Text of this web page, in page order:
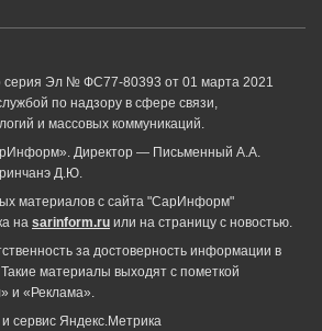
серия Эл № ФС77-80393 от 01 марта 2021
по надзору в сфере связи,
и массовых коммуникаций.
Директор — Письменный А.А.
Д.Ю.
материалов с сайта "СарИнформ"
на sarinform.ru или на страницу с новостью.
за достоверность информации в
материалы выходят с пометкой
и «Реклама».
сервиc Яндекс.Метрика